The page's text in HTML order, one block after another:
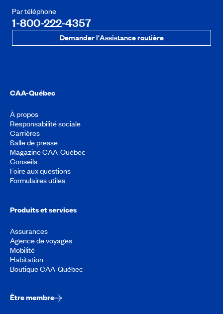
Par téléphone
1-800-222-4357
Demander l'Assistance routière
CAA-Québec
À propos
Responsabilité sociale
Carrières
Salle de presse
Magazine CAA-Québec
Conseils
Foire aux questions
Formulaires utiles
Produits et services
Assurances
Agence de voyages
Mobilité
Habitation
Boutique CAA-Québec
Être membre